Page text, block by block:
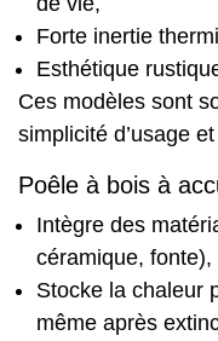
Forte inertie
Esthétique
Ces modèles sont
simplicité d’usage
Poêle à bois à
Intègre des
céramique, fonte),
Stocke la chaleur
même après